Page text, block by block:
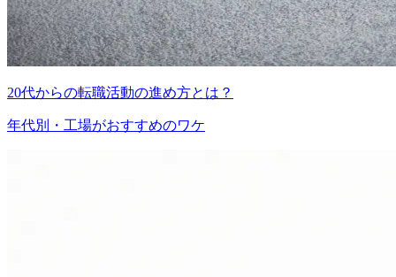
20代からの転職活動の進め方とは？
年代別・工場がおすすめのワケ